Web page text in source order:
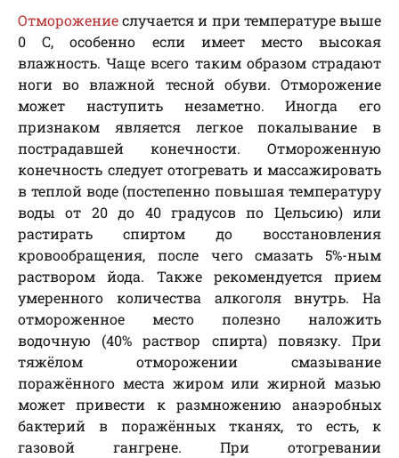
Отморожениеслучается и при температуре выше
0 C, особенно если имеет место высокая
влажность. Чаще всего таким образом страдают
ноги во влажной тесной обуви. Отморожение
может наступить незаметно. Иногда его
признаком является легкое покалывание в
пострадавшей конечности. Отмороженную
конечность следует отогревать и массажировать
в теплой воде (постепенно повышая температуру
воды от 20 до 40 градусов по Цельсию) или
растирать спиртом до восстановления
кровообращения, после чего смазать 5%-ным
раствором йода. Также рекомендуется прием
умеренного количества алкоголя внутрь. На
отмороженное место полезно наложить
водочную (40% раствор спирта) повязку. При
тяжёлом отморожении смазывание
поражённого места жиром или жирной мазью
может привести к размножению анаэробных
бактерий в поражённых тканях, то есть, к
газовой гангрене. При отогревании